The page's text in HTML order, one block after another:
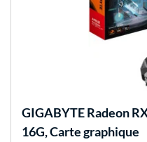
GIGABYTERadeon
16G, Carte graphique